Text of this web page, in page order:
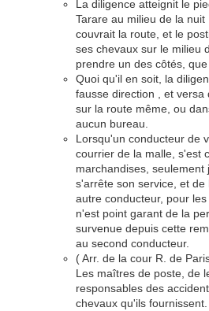
La diligence atteignit le
Tarare au milieu de la
couvrait la route, et le
ses chevaux sur le milieu
prendre un des côtés,
Quoi qu'il en soit, la
fausse direction , et versa
sur la route même, ou
aucun bureau.
Lorsqu'un conducteur de
courrier de la malle, s'est
marchandises,
s'arrête son service, et
autre conducteur, pour
n'est point garant de la
survenue depuis cette
au second conducteur.
( Arr. de la cour R. de
Les maîtres de poste, de
responsables des
chevaux qu'ils